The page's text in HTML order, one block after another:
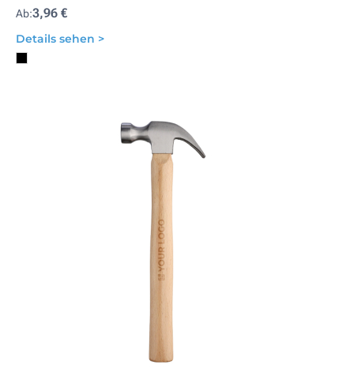
Ab:3,96 €
Details sehen >